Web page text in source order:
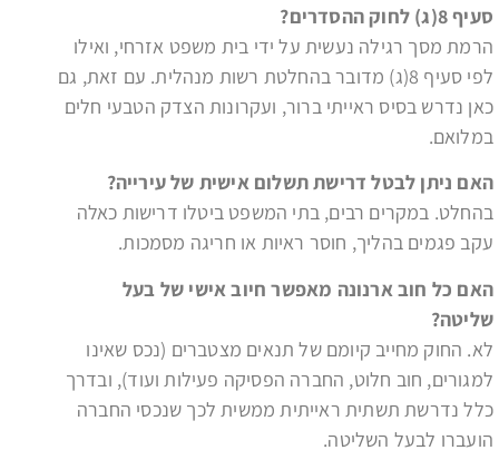
סעיף 8(ג) לחוק ההסדרים
?
הרמת מסך רגילה נעשית על ידי בית משפט אזרחי, ואילו
לפי סעיף 8(ג) מדובר בהחלטת רשות מנהלית. עם זאת, גם
כאן נדרש בסיס ראייתי ברור, ועקרונות הצדק הטבעי חלים
במלואם.
האם ניתן לבטל דרישת תשלום אישית של עירייה?
בהחלט. במקרים רבים, בתי המשפט ביטלו דרישות כאלה
עקב פגמים בהליך, חוסר ראיות או חריגה מסמכות.
האם כל חוב ארנונה מאפשר חיוב אישי של בעל
שליטה?
לא. החוק מחייב קיומם של תנאים מצטברים (נכס שאינו
למגורים, חוב חלוט, החברה הפסיקה פעילות ועוד), ובדרך
כלל נדרשת תשתית ראייתית ממשית לכך שנכסי החברה
הועברו לבעל השליטה.